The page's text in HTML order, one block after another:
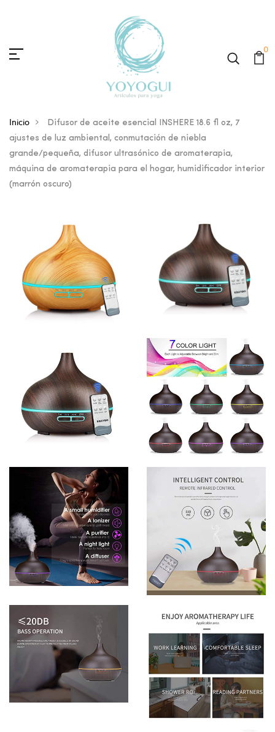
0
Inicio
Difusor de aceite esencial INSHERE 18.6 fl oz, 7
ajustes de luz ambiental, conmutación de niebla
grande/pequeña, difusor ultrasónico de aromaterapia,
máquina de aromaterapia para el hogar, humidificador interior
(marrón oscuro)